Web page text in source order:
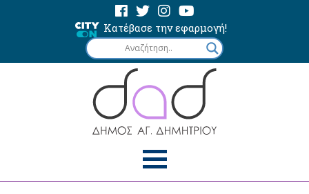
Κατέβασε την εφαρμογή!